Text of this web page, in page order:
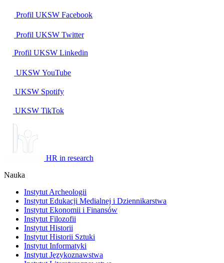
Profil UKSW Facebook
Profil UKSW Twitter
Profil UKSW Linkedin
UKSW YouTube
UKSW Spotify
UKSW TikTok
HR in research
Nauka
Instytut Archeologii
Instytut Edukacji Medialnej i Dziennikarstwa
Instytut Ekonomii i Finansów
Instytut Filozofii
Instytut Historii
Instytut Historii Sztuki
Instytut Informatyki
Instytut Językoznawstwa